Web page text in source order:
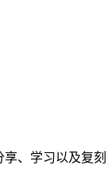
、学习以及复刻